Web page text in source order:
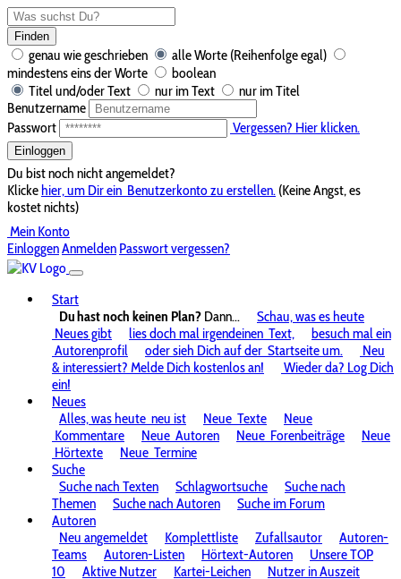
Finden
genau wie geschrieben
alle Worte (Reihenfolge egal)
mindestens eins der Worte
boolean
Titel und/oder Text
nur im Text
nur im Titel
Benutzername
Passwort
Vergessen? Hier klicken.
Einloggen
Du bist noch nicht angemeldet?
Klickehier, um Dir ein Benutzerkonto zu erstellen. (Keine Angst, es
kostet nichts)
Mein Konto
EinloggenAnmelden Passwort vergessen?
Start
Du hast noch keinen Plan? Dann...
Schau, was es heute
Neues gibt
lies doch mal irgendeinen Text,
besuch mal ein
Autorenprofil
oder sieh Dich auf der Startseite um.
Neu
& interessiert? Melde Dich kostenlos an!
Wieder da? Log Dich
ein!
Neues
Alles, was heute neu ist Neue Texte
Neue
Kommentare
Neue Autoren Neue Forenbeiträge
Neue
Hörtexte
Neue Termine
Suche
Suche nach Texten
Schlagwortsuche
Suche nach
Themen
Suche nach Autoren
Suche im Forum
Autoren
Neu angemeldet
Komplettliste Zufallsautor
Autoren-
Teams
Autoren-Listen Hörtext-Autoren
Unsere TOP
10
Aktive Nutzer Kartei-Leichen
Nutzer in Auszeit